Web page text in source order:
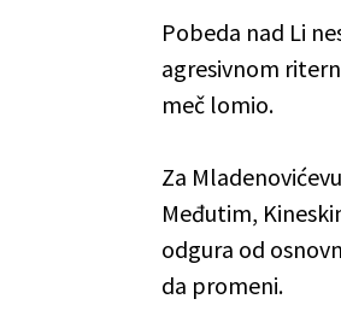
Pobeda nad Li
agresivnom
meč lomio.
Za
Međutim,
odgura od
da promeni.